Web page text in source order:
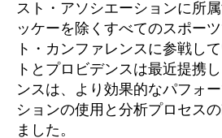
スト・アソシエーションに所
ッケーを除くすべてのスポー
ト・カンファレンスに参戦し
トとプロビデンスは最近提携
ンスは、より効果的なパフォ
ションの使用と分析プロセス
ました。